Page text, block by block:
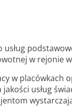
w rejonie
w placówkach
usług